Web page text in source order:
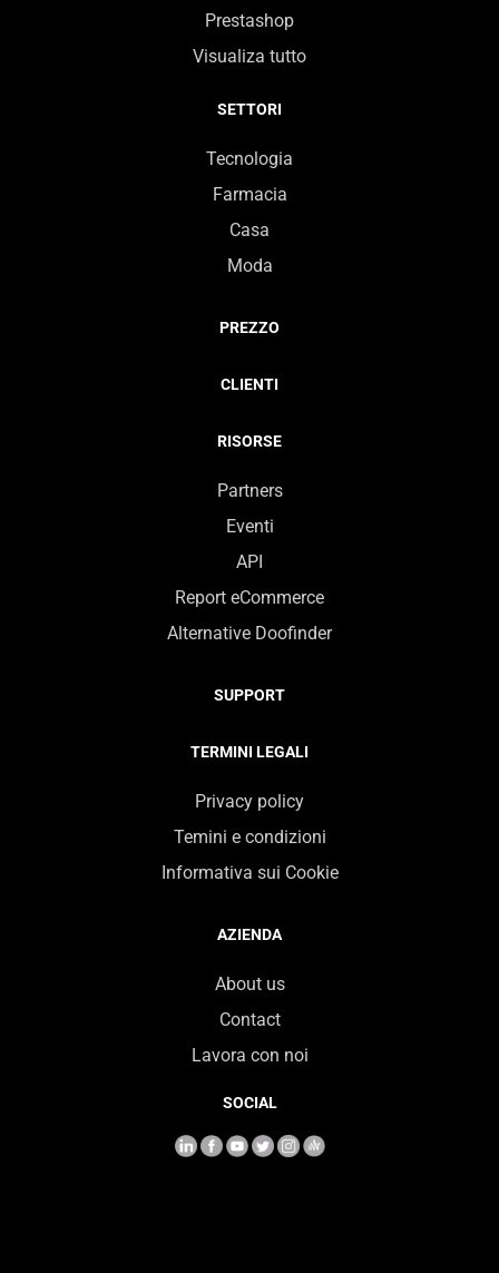
Prestashop
Visualiza tutto
SETTORI
Tecnologia
Farmacia
Casa
Moda
PREZZO
CLIENTI
RISORSE
Partners
Eventi
API
Report eCommerce
Alternative Doofinder
SUPPORT
TERMINI LEGALI
Privacy policy
Temini e condizioni
Informativa sui Cookie
AZIENDA
About us
Contact
Lavora con noi
SOCIAL